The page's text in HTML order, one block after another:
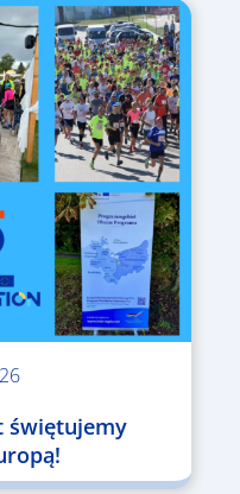
świętujemy